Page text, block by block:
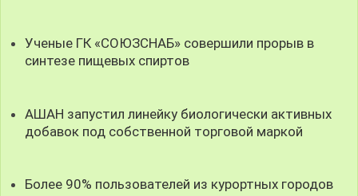
Ученые ГК «СОЮЗСНАБ» совершили прорыв в
синтезе пищевых спиртов
АШАН запустил линейку биологически активных
добавок под собственной торговой маркой
Более 90% пользователей из курортных городов